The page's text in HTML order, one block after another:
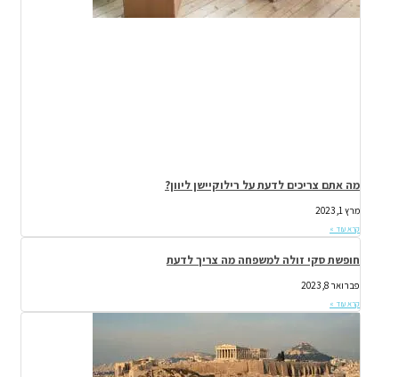
מה אתם צריכים לדעת על רילוקיישן ליוון?
מרץ 1, 2023
קרא עוד »
חופשת סקי זולה למשפחה מה צריך לדעת
פברואר 8, 2023
קרא עוד »